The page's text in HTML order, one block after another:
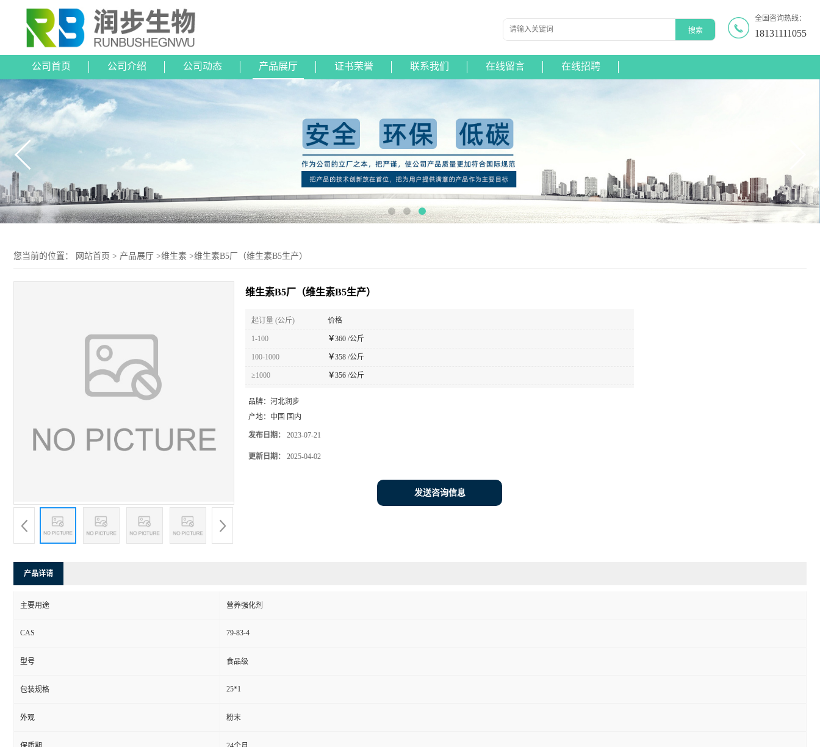
全国咨询热线：
18131111055
公司首页 公司介绍 公司动态 产品展厅 证书荣誉 联系我们 在线留言 在线招聘
您当前的位置： 网站首页 > 产品展厅 >维生素 >维生素B5厂（维生素B5生产）
维生素B5厂（维生素B5生产）
起订量 (公斤) 价格
1-100 ￥360 /公斤
100-1000 ￥358 /公斤
≥1000 ￥356 /公斤
品牌： 河北润步
产地： 中国 国内
发布日期： 2023-07-21
更新日期： 2025-04-02
发送咨询信息
产品详请
主要用途 营养强化剂
CAS 79-83-4
型号 食品级
包装规格 25*1
外观 粉末